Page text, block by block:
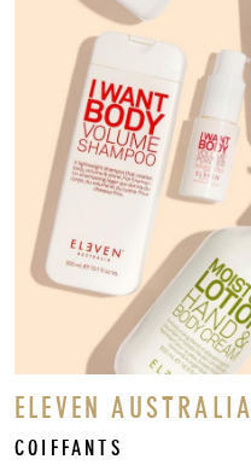
ELEVEN AUSTRALIA
COIFFANTS